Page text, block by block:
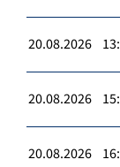
20.08.2026
20.08.2026
20.08.2026